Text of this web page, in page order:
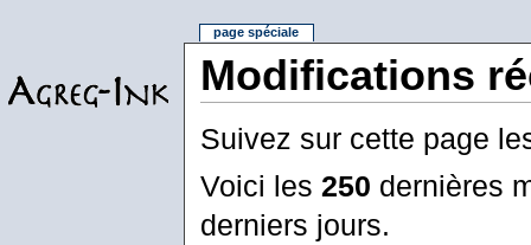
Modifications
Suivez sur cette page
Voici les 250 dernières
derniers jours.
page spéciale